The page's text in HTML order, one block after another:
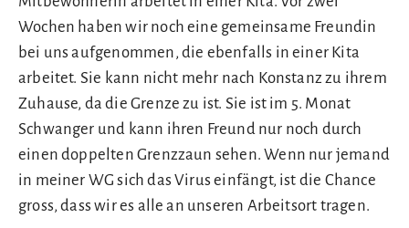
Wochen haben wir noch eine gemeinsame Freundin
bei uns aufgenommen, die ebenfalls in einer Kita
arbeitet. Sie kann nicht mehr nach Konstanz zu ihrem
Zuhause, da die Grenze zu ist. Sie ist im 5. Monat
Schwanger und kann ihren Freund nur noch durch
einen doppelten Grenzzaun sehen. Wenn nur jemand
in meiner WG sich das Virus einfängt, ist die Chance
gross, dass wir es alle an unseren Arbeitsort tragen.